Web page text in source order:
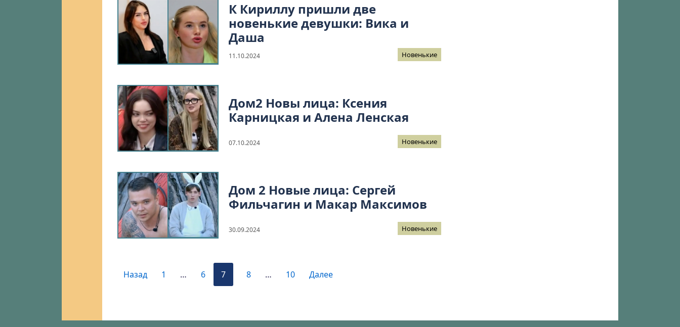
К Кириллу пришли две
новенькие девушки: Вика и
Даша
11.10.2024 Новенькие
Дом2 Новы лица: Ксения
Карницкая и Алена Ленская
07.10.2024 Новенькие
Дом 2 Новые лица: Сергей
Фильчагин и Макар Максимов
30.09.2024 Новенькие
Назад 1 … 6 7 8 … 10 Далее